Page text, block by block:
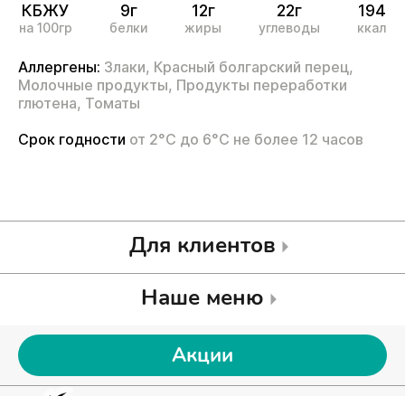
КБЖУ
на 100гр
9г
белки
12г
жиры
22г
углеводы
194
ккал
Аллергены: Злаки, Красный болгарский перец,
Молочные продукты, Продукты переработки
глютена, Томаты
Срок годности от 2°С до 6°С не более 12 часов
Для клиентов
Наше меню
Акции